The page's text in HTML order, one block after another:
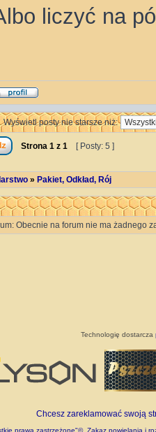
liczyć na
Wyświetl posty nie starsze niż:
Strona 1 z 1 [ Posty: 5 ]
» Pakiet, Odkład, Rój
Obecnie na forum nie ma żadnego
Technologię dostarcza
Chcesz zareklamować swoją
prawa zastrzeżone"©. Zakaz powielania i